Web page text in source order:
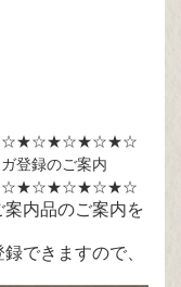
登録のご案内
内品のご案内を
できますので、